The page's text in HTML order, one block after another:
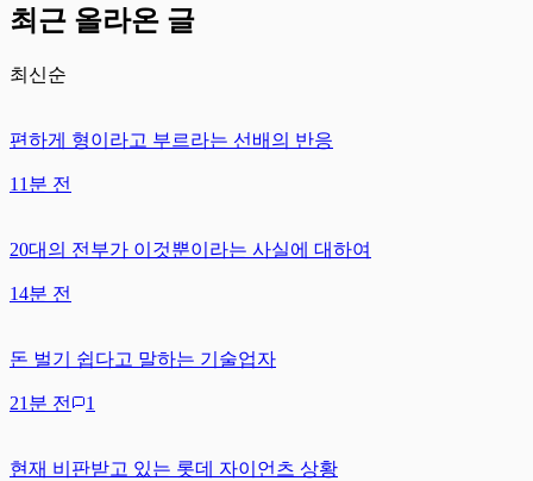
최근 올라온 글
최신순
편하게 형이라고 부르라는 선배의 반응
11분 전
20대의 전부가 이것뿐이라는 사실에 대하여
14분 전
돈 벌기 쉽다고 말하는 기술업자
21분 전 1
현재 비판받고 있는 롯데 자이언츠 상황